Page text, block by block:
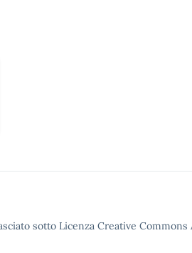
sotto Licenza Creative